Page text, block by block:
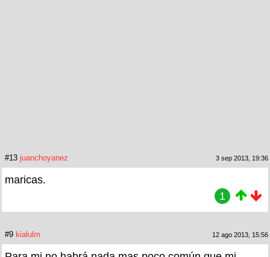
#13 juanchoyanez 3 sep 2013, 19:36
maricas.
1
#9 kialulm 12 ago 2013, 15:56